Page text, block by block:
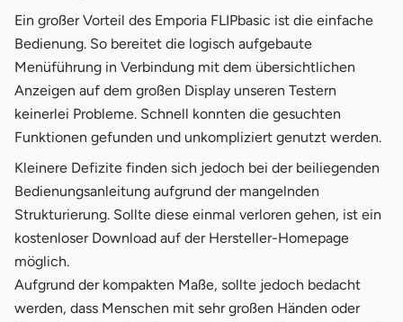
Ein großer Vorteil des Emporia FLIPbasic ist die einfache
Bedienung. So bereitet die logisch aufgebaute
Menüführung in Verbindung mit dem übersichtlichen
Anzeigen auf dem großen Display unseren Testern
keinerlei Probleme. Schnell konnten die gesuchten
Funktionen gefunden und unkompliziert genutzt werden.
Kleinere Defizite finden sich jedoch bei der beiliegenden
Bedienungsanleitung aufgrund der mangelnden
Strukturierung. Sollte diese einmal verloren gehen, ist ein
kostenloser Download auf der Hersteller-Homepage
möglich.
Aufgrund der kompakten Maße, sollte jedoch bedacht
werden, dass Menschen mit sehr großen Händen oder